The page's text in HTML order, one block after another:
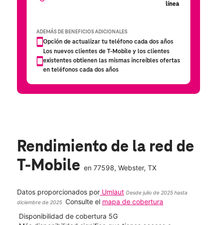
Rendimiento de la red de
T-Mobile en 77598, Webster, TX
Datos proporcionados por Umlaut Desde julio de 2025 hasta
diciembre de 2025
Consulte el mapa de cobertura
Disponibilidad de cobertura 5G